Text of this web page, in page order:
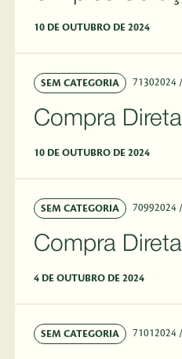
10 DE OUTUBRO DE 2024
SEM CATEGORIA 71302024
Compra
10 DE OUTUBRO DE 2024
SEM CATEGORIA 70992024
Compra
4 DE OUTUBRO DE 2024
SEM CATEGORIA 71012024